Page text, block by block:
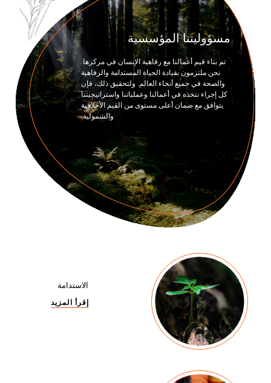
مسؤوليتنا المؤسسية
تم بناء قيم أعمالنا مع رفاهية الإنسان في مركزها.
نحن ملتزمون بقيادة الحياة المستدامة والرفاهية
والصحة في جميع أنحاء العالم. ولتحقيق ذلك، فإن
كل إجراء نتخذه في أعمالنا وعملياتنا واستراتيجيتنا
يتوافق مع ضمان أعلى مستوى من القيم الأخلاقية
والشمولية.
الاستدامة
إقرأ المزيد